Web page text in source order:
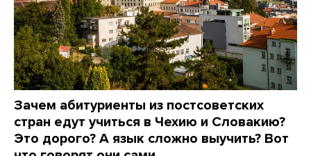
Зачем абитуриенты из постсоветских
стран едут учиться в Чехию и Словакию?
Это дорого? А язык сложно выучить? Вот